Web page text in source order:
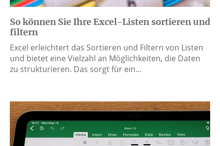
So können Sie Ihre Excel-Listen sortieren und
filtern
Excel erleichtert das Sortieren und Filtern von Listen
und bietet eine Vielzahl an Möglichkeiten, die Daten
zu strukturieren. Das sorgt für ein…